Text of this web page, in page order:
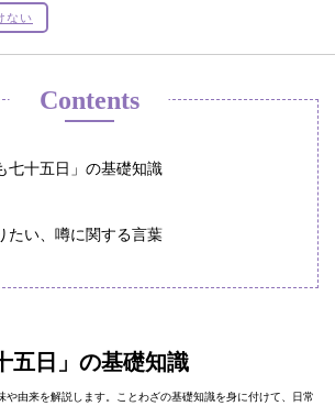
ない
Contents
七十五日」の基礎知識
たい、噂に関する言葉
五日」の基礎知識
や由来を解説します。ことわざの基礎知識を身に付けて、日常